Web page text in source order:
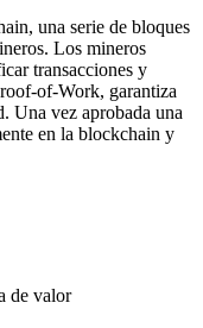
una serie de bloques
Los mineros
transacciones y
of-Work, garantiza
Una vez aprobada una
en la blockchain y
de valor